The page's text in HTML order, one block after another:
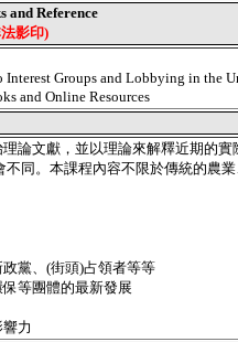
and Reference
影印)
Groups and Lobbying in the
and Online Resources
論文獻，並以理論來解釋近期的
同。本課程內容不限於傳統的農
黨、(街頭)占領者等等
等團體的最新發展
力